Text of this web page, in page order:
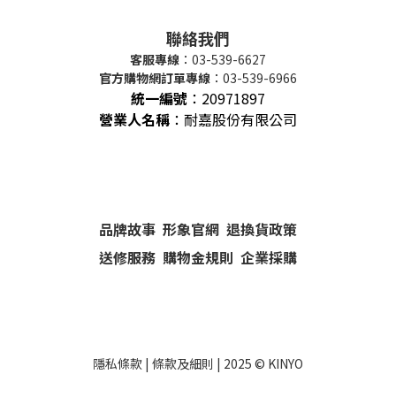
聯絡我們
客服專線 ：03-539-6627
官方購物網訂單專線 ：03-539-6966
統一編號 ： 20971897
營業人名稱 ：耐嘉股份有限公司
品牌故事 形象官網 退換貨政策
送修服務 購物金規則 企業採購
隱私條款 | 條款及細則 | 2025 © KINYO